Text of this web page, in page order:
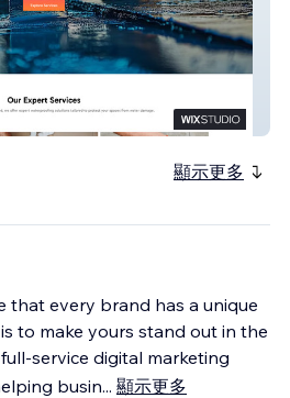
顯示更多
that every brand has a unique
to make yours stand out in the
service digital marketing
busin... 顯示更多